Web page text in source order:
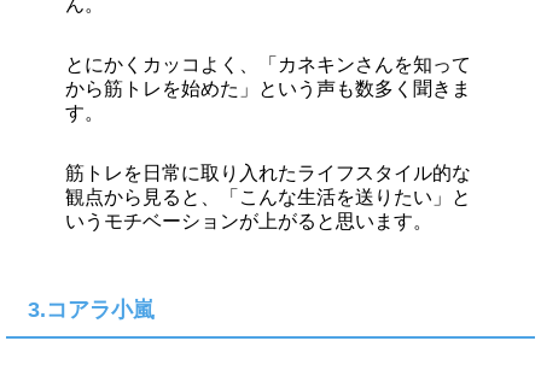
とにかくカッコよく、「カネキンさんを知って
から筋トレを始めた」という声も数多く聞きま
す。
筋トレを日常に取り入れたライフスタイル的な
観点から見ると、「こんな生活を送りたい」と
いうモチベーションが上がると思います。
3.コアラ小嵐